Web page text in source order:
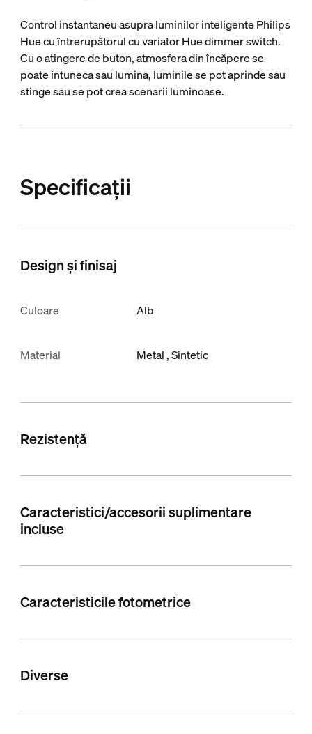
Control instantaneu asupra luminilor inteligente Philips
Hue cu întrerupătorul cu variator Hue dimmer switch.
Cu o atingere de buton, atmosfera din încăpere se
poate întuneca sau lumina, luminile se pot aprinde sau
stinge sau se pot crea scenarii luminoase.
Specificații
Design și finisaj
Culoare Alb
Material Metal Sintetic
Rezistență
Caracteristici/accesorii suplimentare
incluse
Caracteristicile fotometrice
Diverse